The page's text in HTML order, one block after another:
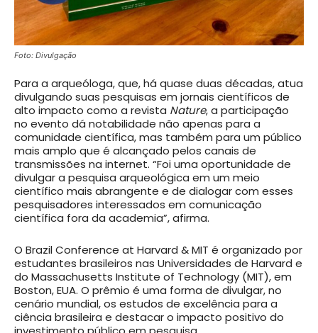
Foto: Divulgação
Para a arqueóloga, que, há quase duas décadas, atua
divulgando suas pesquisas em jornais científicos de
alto impacto como a revista Nature, a participação
no evento dá notabilidade não apenas para a
comunidade científica, mas também para um público
mais amplo que é alcançado pelos canais de
transmissões na internet. “Foi uma oportunidade de
divulgar a pesquisa arqueológica em um meio
científico mais abrangente e de dialogar com esses
pesquisadores interessados em comunicação
científica fora da academia”, afirma.
O Brazil Conference at Harvard & MIT é organizado por
estudantes brasileiros nas Universidades de Harvard e
do Massachusetts Institute of Technology (MIT), em
Boston, EUA. O prêmio é uma forma de divulgar, no
cenário mundial, os estudos de excelência para a
ciência brasileira e destacar o impacto positivo do